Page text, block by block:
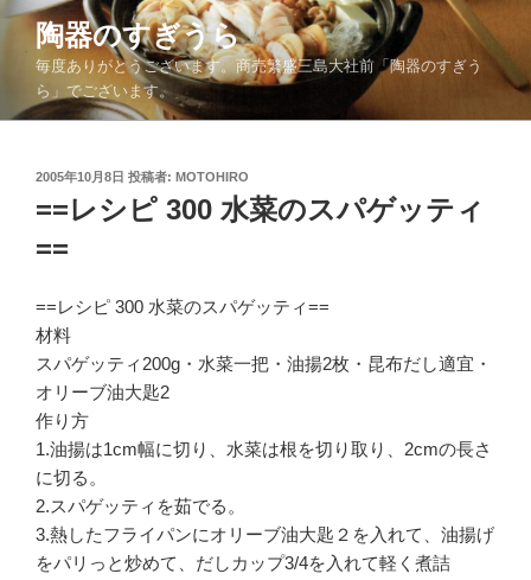
コ
ツ
陶器のすぎうら
毎度ありがとうございます。商売繁盛三島大社前「陶器のすぎう
ら」でございます。
投
日:
2005年10月8日 投稿者: MOTOHIRO
==レシピ 300 水菜のスパゲッティ
==
==レシピ 300 水菜のスパゲッティ==
材料
スパゲッティ200g・水菜一把・油揚2枚・昆布だし適宜・
オリーブ油大匙2
作り方
1.油揚は1cm幅に切り、水菜は根を切り取り、2cmの長さ
に切る。
2.スパゲッティを茹でる。
3.熱したフライパンにオリーブ油大匙２を入れて、油揚げ
をパリっと炒めて、だしカップ3/4を入れて軽く煮詰